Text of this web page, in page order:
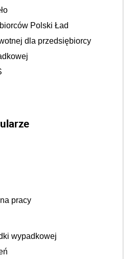
Polski Ład
dla przedsiębiorcy
pracy
wypadkowej